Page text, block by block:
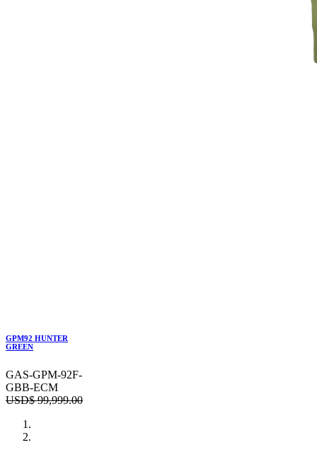
GPM92 HUNTER
GREEN
GAS-GPM-92F-
GBB-ECM
USD$99,999.00